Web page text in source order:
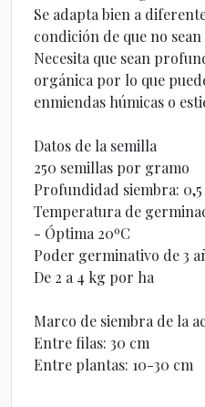
Se adapta bien a
condición de que no
Necesita que sean
orgánica por lo que
enmiendas húmicas o
Datos de la semilla
250 semillas por gramo
Profundidad siembra: 0,5
Temperatura de
- Óptima 20ºC
Poder germinativo de 3
De 2 a 4 kg por ha
Marco de siembra de la
Entre filas: 30 cm
Entre plantas: 10-30 cm